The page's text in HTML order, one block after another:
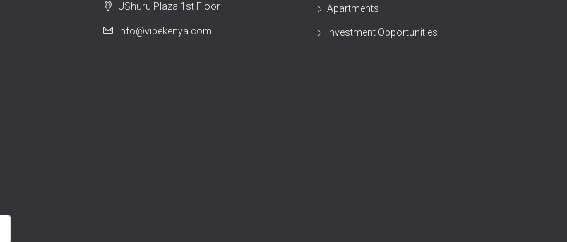
UShuru Plaza 1st Floor
info@vibekenya.com
Apartments
Investment Opportunities